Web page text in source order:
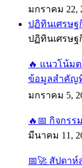
มกราคม 22,
ปฏิทินเศรษฐ
ปฏิทินเศรษฐ
🔥 แนวโน้ม
ข้อมูลสำคัญ
มกราคม 5,
🔥📅 กิจกร
มีนาคม 11,
📅🚀 สัปดา